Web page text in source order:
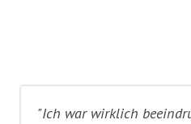
"Ich war wirklich